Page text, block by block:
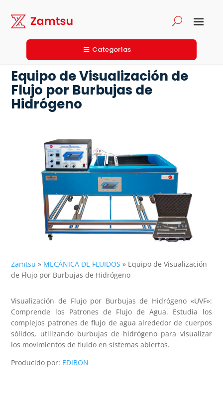
Categorías
Zamtsu » MECÁNICA DE FLUIDOS » Equipo de Visualización
de Flujo por Burbujas de Hidrógeno
Equipo de Visualización de
Flujo por Burbujas de
Hidrógeno
Visualización de Flujo por Burbujas de Hidrógeno «UVF»:
Comprende los Patrones de Flujo de Agua. Estudia los
complejos patrones de flujo de agua alrededor de cuerpos
sólidos, utilizando burbujas de hidrógeno para visualizar
los movimientos de fluido en sistemas abiertos.
Producido por: EDIBON